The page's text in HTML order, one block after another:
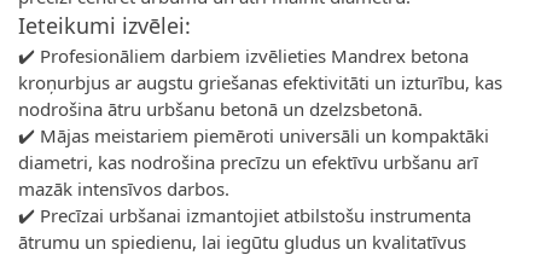
Ieteikumi izvēlei:
✔️ Profesionāliem darbiem izvēlieties Mandrex betona
kroņurbjus ar augstu griešanas efektivitāti un izturību, kas
nodrošina ātru urbšanu betonā un dzelzsbetonā.
✔️ Mājas meistariem piemēroti universāli un kompaktāki
diametri, kas nodrošina precīzu un efektīvu urbšanu arī
mazāk intensīvos darbos.
✔️ Precīzai urbšanai izmantojiet atbilstošu instrumenta
ātrumu un spiedienu, lai iegūtu gludus un kvalitatīvus